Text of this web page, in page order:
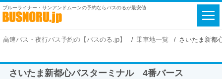
ブルーライナー・サンアンドムーンの予約ならバスのるが最安値
高速バス・夜行バス予約の【バスのる.jp】 乗車地一覧 さいたま新都
さいたま新都心バスターミナル 4番バース